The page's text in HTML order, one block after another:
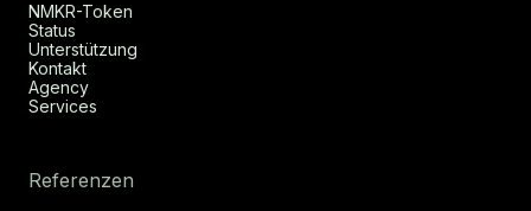
NMKR-Token
Status
Unterstützung
Kontakt
Agency
Services
Referenzen